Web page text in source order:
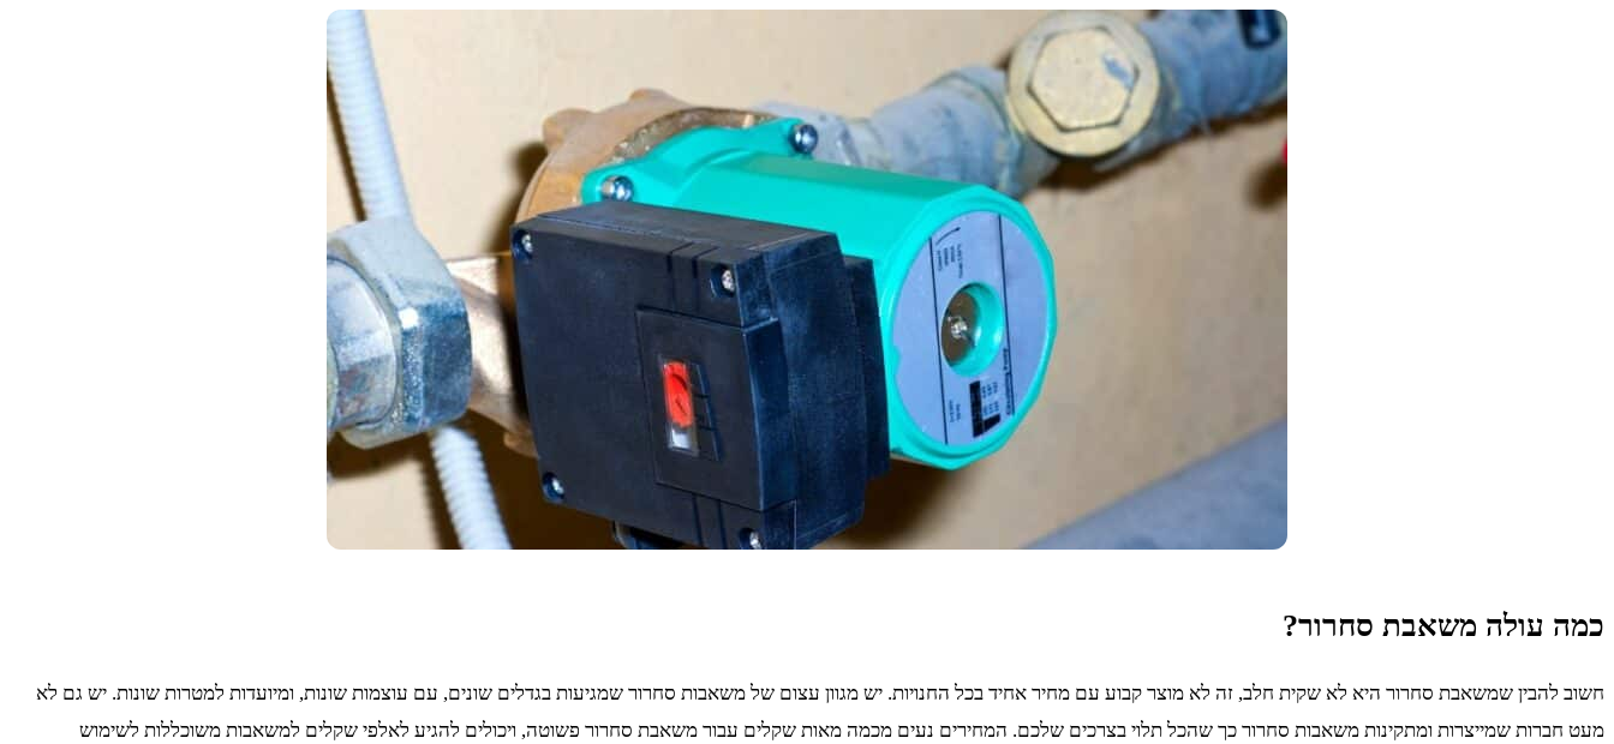
כמה עולה משאבת סחרור?
חשוב להבין שמשאבת סחרור היא לא שקית חלב, זה לא מוצר קבוע עם מחיר אחיד בכל החנויות. יש מגוון עצום של משאבות סחרור שמגיעות בגדלים שונים, עם עוצמות שונות, ומיועדות למטרות שונות. יש גם לא
מעט חברות שמייצרות ומתקינות משאבות סחרור כך שהכל תלוי בצרכים שלכם. המחירים נעים מכמה מאות שקלים עבור משאבת סחרור פשוטה, ויכולים להגיע לאלפי שקלים למשאבות משוכללות לשימוש